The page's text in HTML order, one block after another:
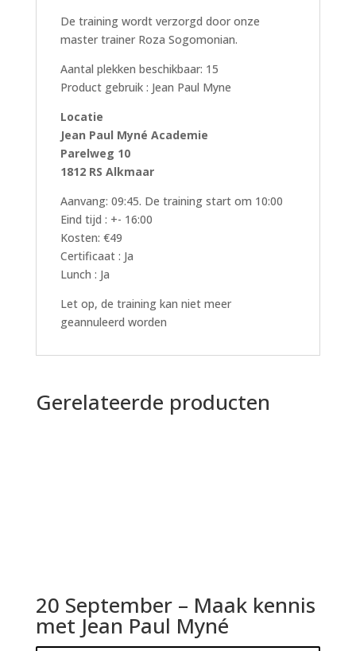
De training wordt verzorgd door onze
master trainer Roza Sogomonian.
Aantal plekken beschikbaar: 15
Product gebruik : Jean Paul Myne
Locatie
Jean Paul Myné Academie
Parelweg 10
1812 RS Alkmaar
Aanvang: 09:45. De training start om 10:00
Eind tijd : +- 16:00
Kosten: €49
Certificaat : Ja
Lunch : Ja
Let op, de training kan niet meer
geannuleerd worden
Gerelateerde producten
20 September – Maak kennis
met Jean Paul Myné